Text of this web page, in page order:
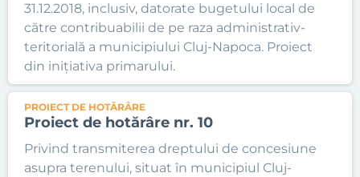
31.12.2018, inclusiv, datorate bugetului local de
către contribuabilii de pe raza administrativ-
teritorială a municipiului Cluj-Napoca. Proiect
din inițiativa primarului.
PROIECT DE HOTĂRÂRE
Proiect de hotărâre nr. 10
Privind transmiterea dreptului de concesiune
asupra terenului, situat în municipiul Cluj-